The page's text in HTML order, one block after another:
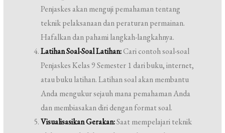
Penjaskes akan menguji pemahaman tentang
teknik pelaksanaan dan peraturan permainan.
Hafalkan dan pahami langkah-langkahnya.
Latihan Soal-Soal Latihan:Cari contoh soal-soal
Penjaskes Kelas 9 Semester 1 dari buku, internet,
atau buku latihan. Latihan soal akan membantu
Anda mengukur sejauh mana pemahaman Anda
dan membiasakan diri dengan format soal.
Visualisasikan Gerakan:Saat mempelajari teknik